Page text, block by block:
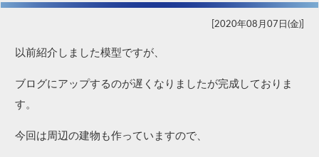
2020年08月07日(金)
以前紹介しました模型ですが、
ブログにアップするのが遅くなりましたが完成しておりま
す。
今回は周辺の建物も作っていますので、